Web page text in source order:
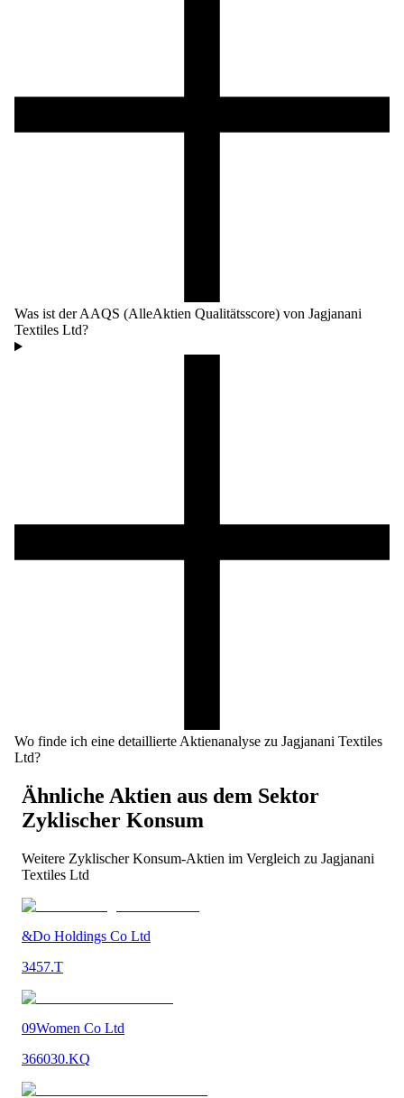
Was ist der AAQS (AlleAktien Qualitätsscore) von Jagjanani
Textiles Ltd?
Wo finde ich eine detaillierte Aktienanalyse zu Jagjanani Textiles
Ltd?
Ähnliche Aktien aus dem Sektor
Zyklischer Konsum
Weitere Zyklischer Konsum-Aktien im Vergleich zu Jagjanani
Textiles Ltd
&Do Holdings Co Ltd
3457.T
09Women Co Ltd
366030.KQ